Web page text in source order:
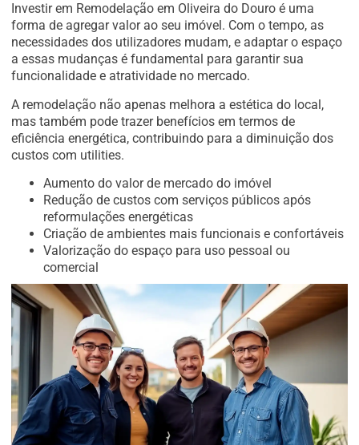
Investir em Remodelação em Oliveira do Douro é uma
forma de agregar valor ao seu imóvel. Com o tempo, as
necessidades dos utilizadores mudam, e adaptar o espaço
a essas mudanças é fundamental para garantir sua
funcionalidade e atratividade no mercado.
A remodelação não apenas melhora a estética do local,
mas também pode trazer benefícios em termos de
eficiência energética, contribuindo para a diminuição dos
custos com utilities.
Aumento do valor de mercado do imóvel
Redução de custos com serviços públicos após
reformulações energéticas
Criação de ambientes mais funcionais e confortáveis
Valorização do espaço para uso pessoal ou
comercial